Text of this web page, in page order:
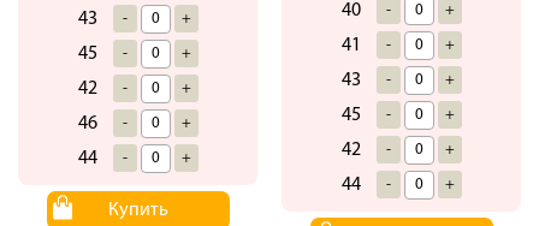
43 - +
45 - +
42 - +
46 - +
44 - +
Купить
40 - +
41 - +
43 - +
45 - +
42 - +
44 - +